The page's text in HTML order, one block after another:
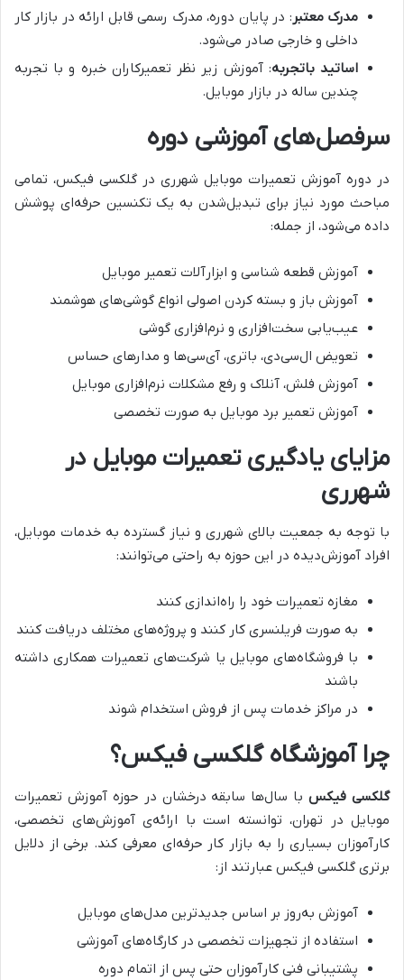
مدرک معتبر : در پایان دوره، مدرک رسمی قابل ارائه در بازار کار
داخلی و خارجی صادر می‌شود.
اساتید باتجربه: آموزش زیر نظر تعمیرکاران خبره و با تجربه
چندین ساله در بازار موبایل.
سرفصل‌های آموزشی دوره
در دوره آموزش تعمیرات موبایل شهرری در گلکسی فیکس، تمامی
مباحث مورد نیاز برای تبدیل‌شدن به یک تکنسین حرفه‌ای پوشش
داده می‌شود، از جمله:
آموزش قطعه شناسی و ابزارآلات تعمیر موبایل
آموزش باز و بسته کردن اصولی انواع گوشی‌های هوشمند
عیب‌یابی سخت‌افزاری و نرم‌افزاری گوشی
تعویض ال‌سی‌دی، باتری، آی‌سی‌ها و مدارهای حساس
آموزش فلش، آنلاک و رفع مشکلات نرم‌افزاری موبایل
آموزش تعمیر برد موبایل به صورت تخصصی
مزایای یادگیری تعمیرات موبایل در
شهرری
با توجه به جمعیت بالای شهرری و نیاز گسترده به خدمات موبایل،
افراد آموزش‌دیده در این حوزه به راحتی می‌توانند:
مغازه تعمیرات خود را راه‌اندازی کنند
به صورت فریلنسری کار کنند و پروژه‌های مختلف دریافت کنند
با فروشگاه‌های موبایل یا شرکت‌های تعمیرات همکاری داشته
باشند
در مراکز خدمات پس از فروش استخدام شوند
چرا آموزشگاه گلکسی فیکس؟
گلکسی فیکسبا سال‌ها سابقه درخشان در حوزه آموزش تعمیرات
موبایل در تهران، توانسته است با ارائه‌ی آموزش‌های تخصصی،
کارآموزان بسیاری را به بازار کار حرفه‌ای معرفی کند. برخی از دلایل
برتری گلکسی فیکس عبارتند از:
آموزش به‌روز بر اساس جدیدترین مدل‌های موبایل
استفاده از تجهیزات تخصصی در کارگاه‌های آموزشی
پشتیبانی فنی کارآموزان حتی پس از اتمام دوره